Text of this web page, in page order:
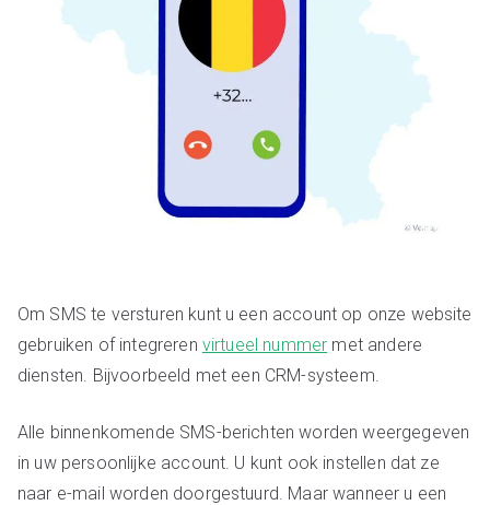
Om SMS te versturen kunt u een account op onze website
gebruiken of integreren virtueel nummer met andere
diensten. Bijvoorbeeld met een CRM-systeem.
Alle binnenkomende SMS-berichten worden weergegeven
in uw persoonlijke account. U kunt ook instellen dat ze
naar e-mail worden doorgestuurd. Maar wanneer u een